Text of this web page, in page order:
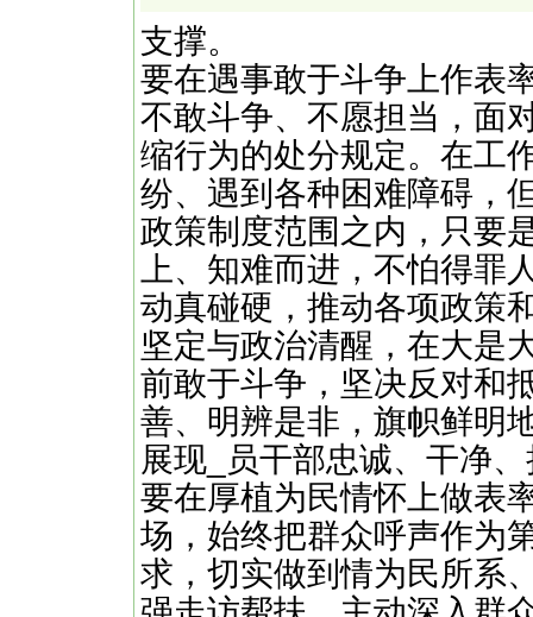
支撑。
要在遇事敢于斗争上作表
不敢斗争、不愿担当，面
缩行为的处分规定。在工
纷、遇到各种困难障碍，
政策制度范围之内，只要
上、知难而进，不怕得罪
动真碰硬，推动各项政策
坚定与政治清醒，在大是
前敢于斗争，坚决反对和
善、明辨是非，旗帜鲜明
展现_员干部忠诚、干净
要在厚植为民情怀上做表
场，始终把群众呼声作为
求，切实做到情为民所系